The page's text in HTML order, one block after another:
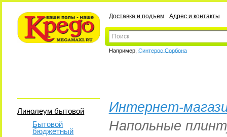
Доставка и подъем Адрес и контакты
Например, Синтерос Сорбона
Линолеум бытовой
Бытовой
бюджетный
Интернет-
Напольные